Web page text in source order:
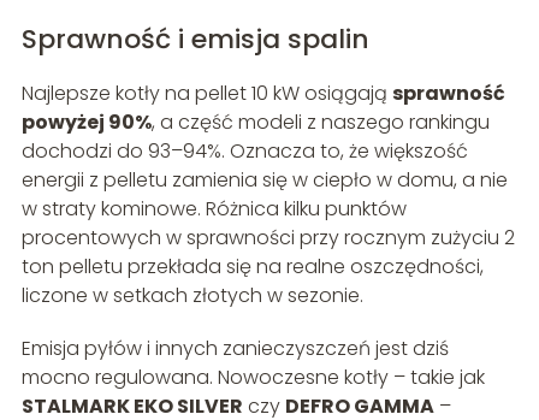
Sprawność i emisja spalin
Najlepsze kotły na pellet 10 kW osiągają sprawność
powyżej 90%, a część modeli z naszego rankingu
dochodzi do 93–94%. Oznacza to, że większość
energii z pelletu zamienia się w ciepło w domu, a nie
w straty kominowe. Różnica kilku punktów
procentowych w sprawności przy rocznym zużyciu 2
ton pelletu przekłada się na realne oszczędności,
liczone w setkach złotych w sezonie.
Emisja pyłów i innych zanieczyszczeń jest dziś
mocno regulowana. Nowoczesne kotły – takie jak
STALMARK EKO SILVER czy DEFRO GAMMA–